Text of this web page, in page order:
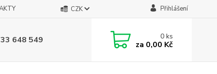
CZK Přihlášení
648 549 0ks
za 0,00 Kč